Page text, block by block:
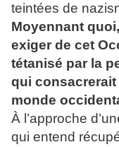
teintées de
Moyennant
exiger de cet
tétanisé par la
qui
monde
À l’approche
qui entend